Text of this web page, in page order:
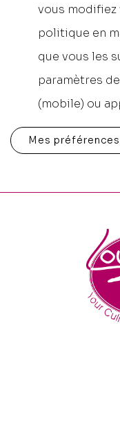
vous modifiez
politique en
que vous les
paramètres
(mobile) ou
Mes